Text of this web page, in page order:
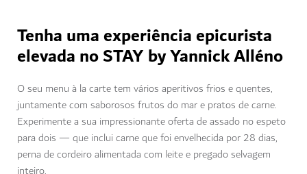
Tenha uma experiência epicurista
elevada no STAY by Yannick Alléno
O seu menu à la carte tem vários aperitivos frios e quentes,
juntamente com saborosos frutos do mar e pratos de carne.
Experimente a sua impressionante oferta de assado no espeto
para dois — que inclui carne que foi envelhecida por 28 dias,
perna de cordeiro alimentada com leite e pregado selvagem